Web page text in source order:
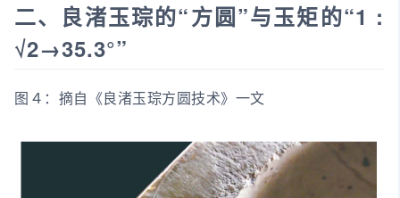
二、良渚玉琮的“方圆”与玉矩的“1 :
√2→35.3°”
图４：摘自《良渚玉琮方圆技术》一文